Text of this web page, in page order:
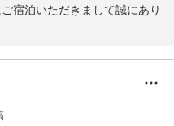
スタッフが近隣のリーズナブ
に立てたようで安心いたしま
なご投稿をお寄せいただき心
阜市からもアクセスしやす
宿泊いただきまして誠にあり
引き続き当館をお選びくださ